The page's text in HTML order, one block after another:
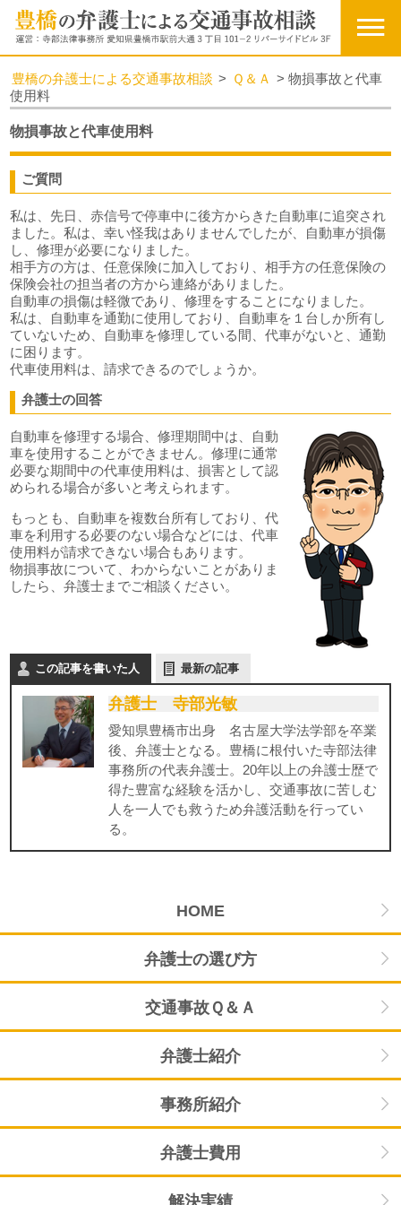
豊橋の弁護士による交通事故相談 > Ｑ＆Ａ >物損事故と代車
使用料
物損事故と代車使用料
ご質問
私は、先日、赤信号で停車中に後方からきた自動車に追突され
ました。私は、幸い怪我はありませんでしたが、自動車が損傷
し、修理が必要になりました。
相手方の方は、任意保険に加入しており、相手方の任意保険の
保険会社の担当者の方から連絡がありました。
自動車の損傷は軽微であり、修理をすることになりました。
私は、自動車を通勤に使用しており、自動車を１台しか所有し
ていないため、自動車を修理している間、代車がないと、通勤
に困ります。
代車使用料は、請求できるのでしょうか。
弁護士の回答
自動車を修理する場合、修理期間中は、自動
車を使用することができません。修理に通常
必要な期間中の代車使用料は、損害として認
められる場合が多いと考えられます。
もっとも、自動車を複数台所有しており、代
車を利用する必要のない場合などには、代車
使用料が請求できない場合もあります。
物損事故について、わからないことがありま
したら、弁護士までご相談ください。
この記事を書いた人 最新の記事
弁護士 寺部光敏
愛知県豊橋市出身 名古屋大学法学部を卒業
後、弁護士となる。豊橋に根付いた寺部法律
事務所の代表弁護士。20年以上の弁護士歴で
得た豊富な経験を活かし、交通事故に苦しむ
人を一人でも救うため弁護活動を行ってい
る。
HOME
弁護士の選び方
交通事故Ｑ＆Ａ
弁護士紹介
事務所紹介
弁護士費用
解決実績